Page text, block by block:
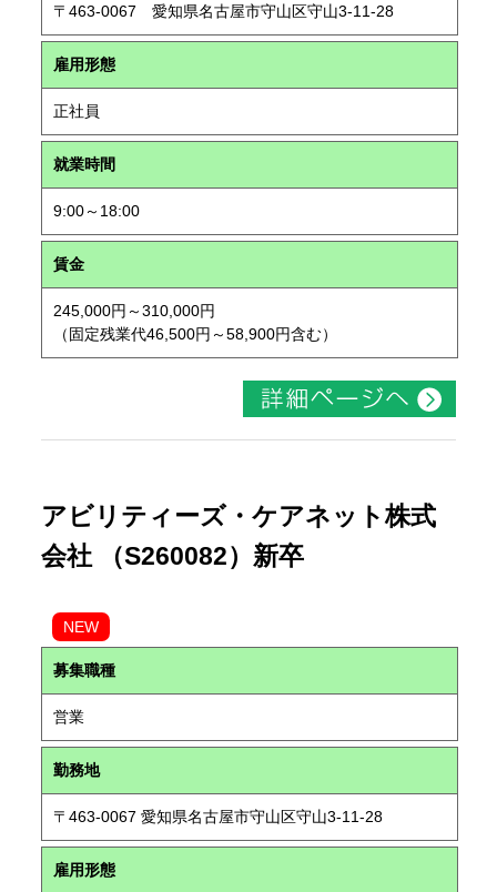
〒463-0067 愛知県名古屋市守山区守山3-11-28
雇用形態
正社員
就業時間
9:00～18:00
賃金
245,000円～310,000円
（固定残業代46,500円～58,900円含む）
アビリティーズ・ケアネット株式
会社 （S260082）新卒
NEW
募集職種
営業
勤務地
〒463-0067 愛知県名古屋市守山区守山3-11-28
雇用形態